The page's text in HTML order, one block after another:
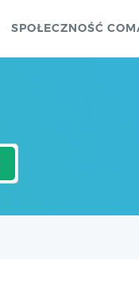
SPOŁECZNOŚĆ